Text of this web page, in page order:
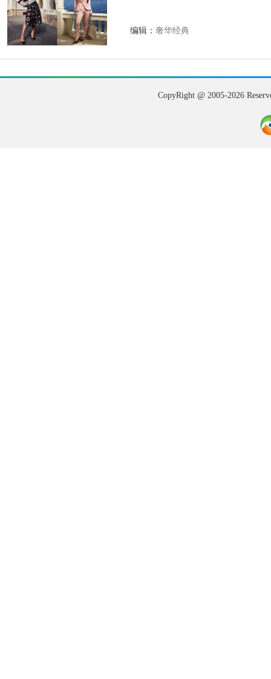
编辑： 奢华经典
CopyRight @ 2005-2026